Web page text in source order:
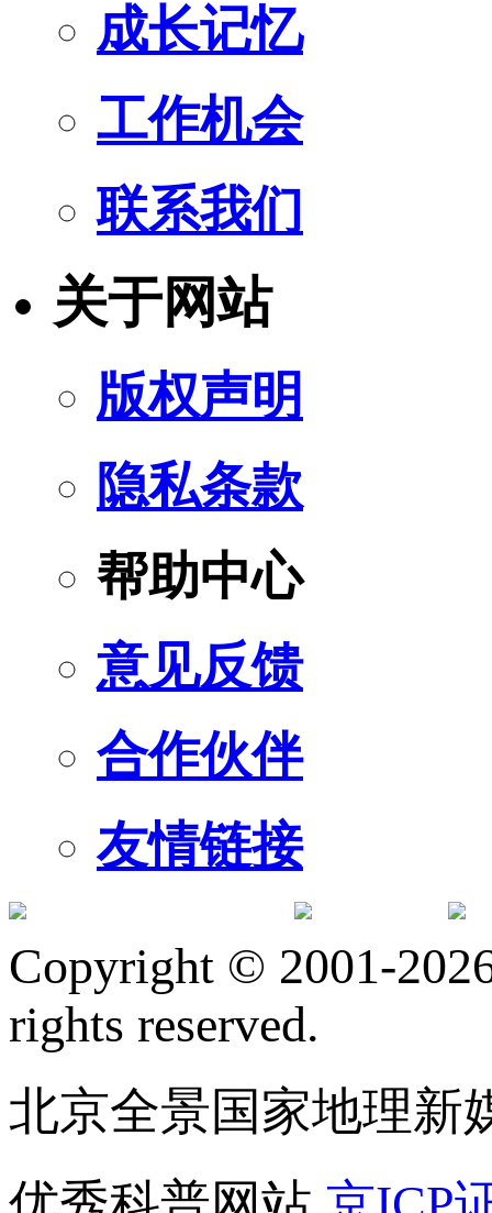
成长记忆
工作机会
联系我们
关于网站
版权声明
隐私条款
帮助中心
意见反馈
合作伙伴
友情链接
Copyright © 2001-
rights reserved.
北京全景国家地理新